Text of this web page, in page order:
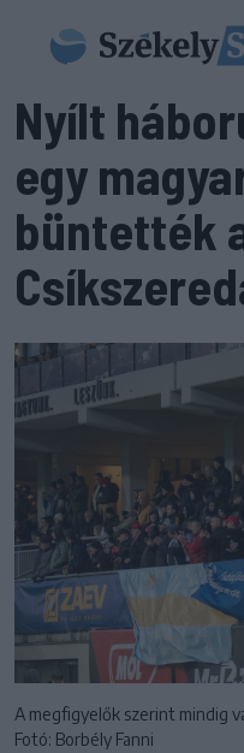
Nyílt
egy
büntették
A megfigyelők szerint mindig
Fotó: Borbély Fanni